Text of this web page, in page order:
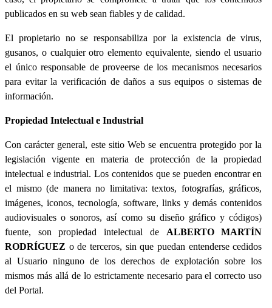
publicados en su web sean fiables y de calidad.
El propietario no se responsabiliza por la existencia de virus,
gusanos, o cualquier otro elemento equivalente, siendo el usuario
el único responsable de proveerse de los mecanismos necesarios
para evitar la verificación de daños a sus equipos o sistemas de
información.
Propiedad Intelectual e Industrial
Con carácter general, este sitio Web se encuentra protegido por la
legislación vigente en materia de protección de la propiedad
intelectual e industrial. Los contenidos que se pueden encontrar en
el mismo (de manera no limitativa: textos, fotografías, gráficos,
imágenes, iconos, tecnología, software, links y demás contenidos
audiovisuales o sonoros, así como su diseño gráfico y códigos)
fuente, son propiedad intelectual de ALBERTO MARTÍN
RODRÍGUEZ o de terceros, sin que puedan entenderse cedidos
al Usuario ninguno de los derechos de explotación sobre los
mismos más allá de lo estrictamente necesario para el correcto uso
del Portal.